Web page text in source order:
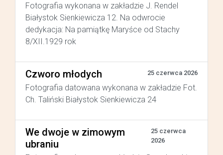
Fotografia wykonana w zakładzie J. Rendel
Białystok Sienkiewicza 12. Na odwrocie
dedykacja: Na pamiątkę Maryśce od Stachy
8/XII.1929 rok
Czworo młodych 25 czerwca 2026
Fotografia datowana wykonana w zakładzie Fot.
Ch. Taliński Białystok Sienkiewicza 24
We dwoje w zimowym
ubraniu
25 czerwca
2026